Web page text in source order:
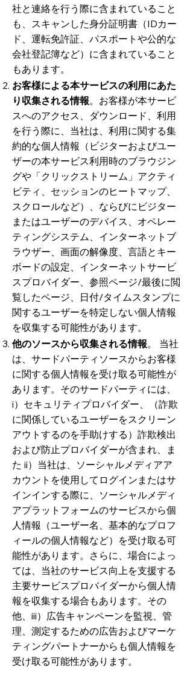
社と連絡を行う際に含まれていること
も、スキャンした身分証明書（IDカー
ド、運転免許証、パスポートや公的な
会社登記簿など）に含まれていること
もありま す。
お客様による本サービスの利用にあた
り収集される情報。お客様が本サービ
スへのアクセス、ダウンロード、利用
を行う際に、当社は、利用に関する集
約的な個人情報（ビジターおよびユー
ザーの本サービス利用時のブラウジン
グや「クリックストリーム」アクティ
ビティ、セッションのヒートマップ、
スクロールなど）、ならびにビジター
またはユーザーのデバイス、オペレー
ティングシステム、インターネットブ
ラウザー、画面の解像度、言語とキー
ボードの設定、インターネットサービ
スプロバイダー、参照ページ/最後に閲
覧したページ、日付/タイムスタンプに
関するユーザーを特定しない個人情報
を収集する可能性があります。
他のソースから収集される情報。 当社
は、サードパーティソースからお客様
に関する個人情報を受け取る可能性が
あります。そのサードパーティには、
i）セキュリティプロバイダー、（詐欺
に関係しているユーザーをスクリーン
アウトするのを手助けする）詐欺検出
および防止プロバイダーが含まれ、ま
た ii）当社は、ソーシャルメディアア
カウントを使用してログインまたはサ
インインする際に、ソーシャルメディ
アプラットフォームのサービスから個
人情報（ユーザー名、基本的なプロフ
ィールの個人情報など）を受け取る可
能性があります。さらに、場合によっ
ては、当社のサービス向上を支援する
主要サービスプロバイダーから個人情
報を収集する場合もあります。その
他、iii）広告キャンペーンを監視、管
理、測定するための広告およびマーケ
ティングパートナーからも個人情報を
受け取る可能性があります。